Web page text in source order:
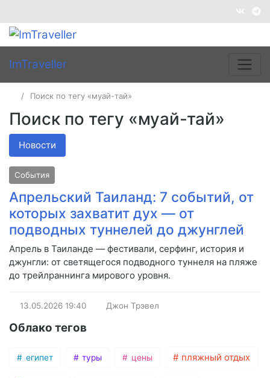
ImTraveller
Поиск по тегу «муай-тай»
Поиск по тегу «муай-тай»
Новости
События
Апрельский Таиланд: 7 событий, от
которых захватит дух — от
подводных туннелей до джунглей
Апрель в Таиланде — фестивали, серфинг, история и
джунгли: от светящегося подводного туннеля на пляже
до трейлраннинга мирового уровня.
13.05.2026 19:40 Джон Трэвел
Облако тегов
египет туры цены пляжный отдых